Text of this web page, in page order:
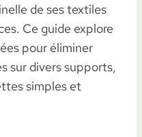
de ses textiles
Ce guide explore
pour éliminer
sur divers supports,
simples et